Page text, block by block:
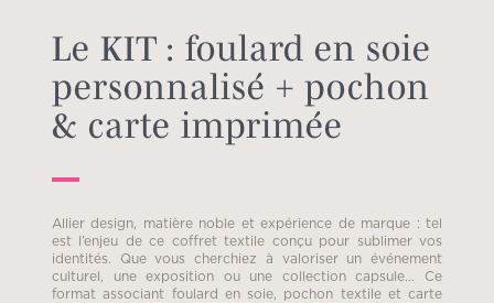
Le KIT : foulard en soie
personnalisé + pochon
& carte imprimée
Allier design, matière noble et expérience de marque : tel
est l’enjeu de ce coffret textile conçu pour sublimer vos
identités. Que vous cherchiez à valoriser un événement
culturel, une exposition ou une collection capsule… Ce
format associant foulard en soie, pochon textile et carte